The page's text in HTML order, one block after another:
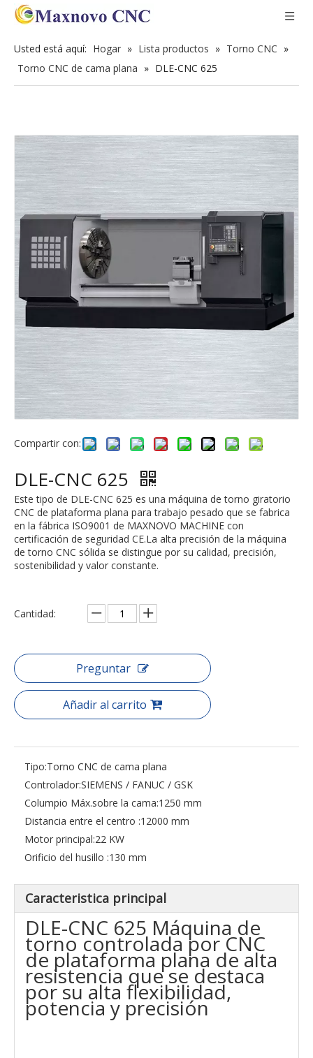
Usted está aquí: Hogar » Lista productos » Torno CNC »
Torno CNC de cama plana » DLE-CNC 625
Compartir con:
DLE-CNC 625
Este tipo de DLE-CNC 625 es una máquina de torno giratorio
CNC de plataforma plana para trabajo pesado que se fabrica
en la fábrica ISO9001 de MAXNOVO MACHINE con
certificación de seguridad CE.La alta precisión de la máquina
de torno CNC sólida se distingue por su calidad, precisión,
sostenibilidad y valor constante.
Cantidad:
Preguntar
Añadir al carrito
Tipo:Torno CNC de cama plana
Controlador:SIEMENS / FANUC / GSK
Columpio Máx.sobre la cama:1250 mm
Distancia entre el centro :12000 mm
Motor principal:22 KW
Orificio del husillo :130 mm
Caracteristica principal
DLE-CNC 625 Máquina de
torno controlada por CNC
de plataforma plana de alta
resistencia que se destaca
por su alta flexibilidad,
potencia y precisión